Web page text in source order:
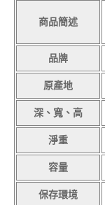
商品簡述
品牌
原產地
深、寬、高
淨重
容量
保存環境